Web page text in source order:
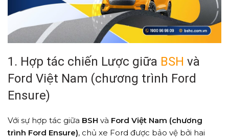
1. Hợp tác chiến Lược giữa BSH và
Ford Việt Nam (chương trình Ford
Ensure)
Với sự hợp tác giữa BSH và Ford Việt Nam (chương
trình Ford Ensure), chủ xe Ford được bảo vệ bởi hai